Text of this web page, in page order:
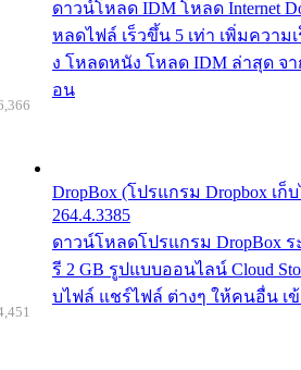
ดาวน์โหลด IDM โหลด Internet
หลดไฟล์ เร็วขึ้น 5 เท่า เพิ่มความ
ง โหลดหนัง โหลด IDM ล่าสุด จา
อน
DropBox (โปรแกรม Dropbox เ
264.4.3385
ดาวน์โหลดโปรแกรม DropBox
รี 2 GB รูปแบบออนไลน์ Cloud
บไฟล์ แชร์ไฟล์ ต่างๆ ให้คนอื่น เ